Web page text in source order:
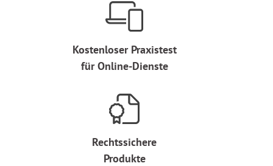
Kostenloser Praxistest
für Online-Dienste
Rechtssichere
Produkte